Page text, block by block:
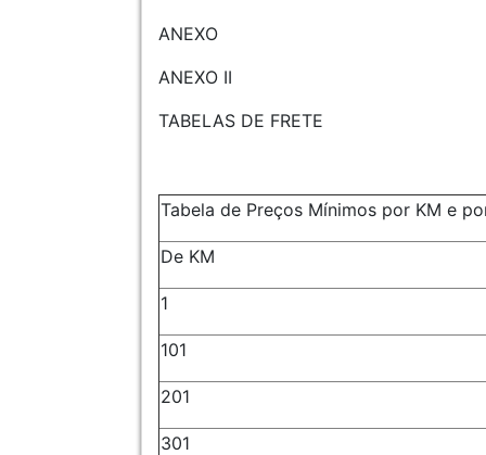
ANEXO
ANEXO II
TABELAS DE FRETE
Tabela de Preços Mínimos por KM e
De KM
1
101
201
301